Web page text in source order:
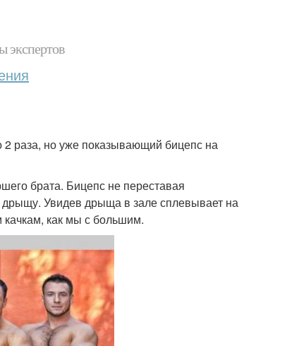
экспертов
раза, но уже показывающий бицепс на
брата. Бицепс не переставая
дрыщу. Увидев дрыща в зале сплевывает на
качкам, как мы с большим.